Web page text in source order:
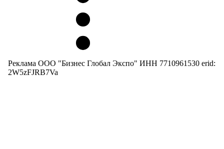
Реклама ООО "Бизнес Глобал Экспо" ИНН 7710961530 erid:
2W5zFJRB7Va